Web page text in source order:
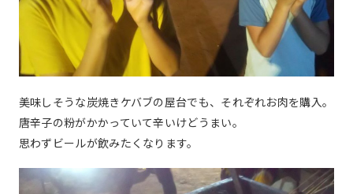
美味しそうな炭焼きケバブの屋台でも、それぞれお肉を購入。
唐辛子の粉がかかっていて辛いけどうまい。
思わずビールが飲みたくなります。